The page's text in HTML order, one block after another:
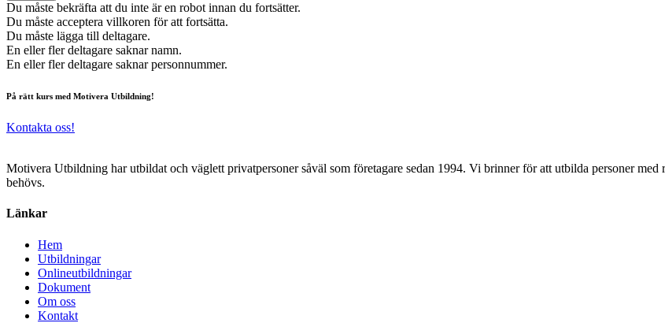
Du måste bekräfta att du inte är en robot innan du fortsätter.
Du måste acceptera villkoren för att fortsätta.
Du måste lägga till deltagare.
En eller fler deltagare saknar namn.
En eller fler deltagare saknar personnummer.
På rätt kurs med Motivera Utbildning!
Kontakta oss!
Motivera Utbildning har utbildat och väglett privatpersoner såväl som företagare sedan 1994. Vi brinner för att utbilda personer
behövs.
Länkar
Hem
Utbildningar
Onlineutbildningar
Dokument
Om oss
Kontakt